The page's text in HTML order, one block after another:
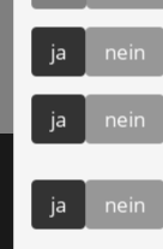
Impressum
ja nein
ja nein
ja nein